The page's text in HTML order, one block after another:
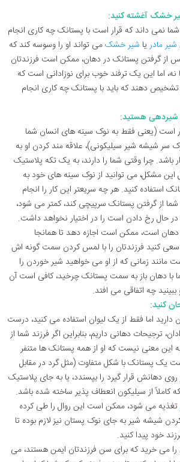
نمی داند که قرار است با پستانک چه کاری انجام
شیر مادر یا شیر خشکمی تواند او را وسوسه کند که
از گرفتن پستانک در دهان، ممکن است فرزندتان
اما این یک ترفند خوب برای نوزادانی است که
دهند که باید با پستانک چه کاری انجام
است (یعنی فقط به نوک سینه های انسان شما
سر شیشه شیر سیلیکونی)، علاقه مند کردن او به
چرا وقتی شما را دارند، به یک تکه پلاستیک
این مشکل، می ‌توانید از نوک سینه‌ های خود به
استفاده کنید. هر چه سریعتر این کار را انجام
شما از گرفتن پستانک سرپیچی کند، کمتر می شود،
در حال رخ دادن است را در اختیار نخواهد داشت.
است، ممکن است اجازه دهد تا همانجا
سعی کنید فرزندتان را با لمس کردن سمت گونه ‌اش
مانند زمانی که از او می‌ خواهید شیر خوردن را
با دهان باز به سمت پستانک چرخید، کافی است آن
چه اتفاقی می افتد.
دارید اما فقط از یک لیوان استفاده می کنید، درست
ترجیحات دهانی داریم، بنابراین اگر فرزند شما از
این معنی نیست که او از همه پستانک ها متنفر
یک پستانک با شکل متفاوت (مثل گرد در مقابل
روی دهانش قرار گیرد را بپسندد، یا به جای پلاستیک
کاملاً از سیلیکون انعطاف‌ پذیر ساخته شده باشد.
تغذیه می ‌شود، ممکن است این روال را طی کرده
کردن شیشه شیر به جای نوک پستان نیز لازم بوده تا
خود پیدا کنید.
می‌ خرید که برای سن فرزندتان ایمن هستند، می